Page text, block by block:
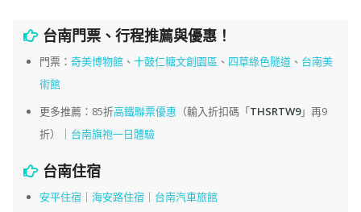
台南門票、行程推薦與優惠！
門票： 奇美博物館、 十鼓仁糖文創園區 、 四草綠色隧道、 台南美
術館
更多推薦：85折高鐵聯票優惠 （輸入折扣碼「THSRTW9」再9
折）｜ 台南旗袍一日體驗
台南住宿
安平住宿｜ 海安路住宿｜ 台南汽車旅館